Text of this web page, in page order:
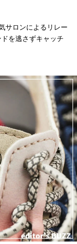
サロンによるリレー
を逃さずキャッチ